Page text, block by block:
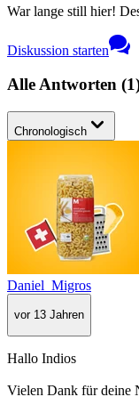
War lange still hier!
Diskussion starten
Alle Antworten (1
Chronologisch
Daniel_Migros
vor 13 Jahren
Hallo Indios
Vielen Dank für deine